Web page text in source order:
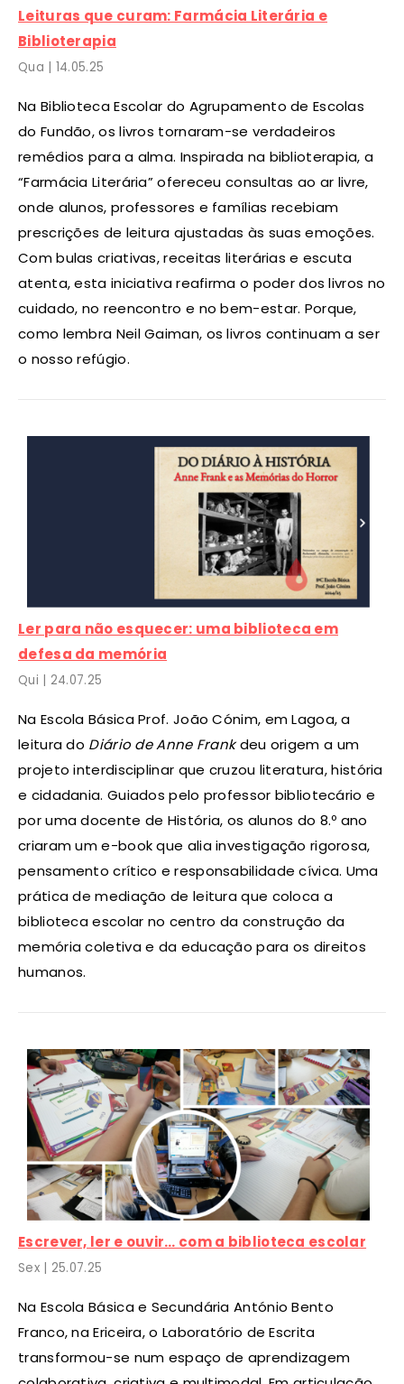
Leituras que curam: Farmácia Literária e
Biblioterapia
Qua | 14.05.25
Na Biblioteca Escolar do Agrupamento de Escolas
do Fundão, os livros tornaram-se verdadeiros
remédios para a alma. Inspirada na biblioterapia, a
“Farmácia Literária” ofereceu consultas ao ar livre,
onde alunos, professores e famílias recebiam
prescrições de leitura ajustadas às suas emoções.
Com bulas criativas, receitas literárias e escuta
atenta, esta iniciativa reafirma o poder dos livros no
cuidado, no reencontro e no bem-estar. Porque,
como lembra Neil Gaiman, os livros continuam a ser
o nosso refúgio.
Ler para não esquecer: uma biblioteca em
defesa da memória
Qui | 24.07.25
Na Escola Básica Prof. João Cónim, em Lagoa, a
leitura do Diário de Anne Frankdeu origem a um
projeto interdisciplinar que cruzou literatura, história
e cidadania. Guiados pelo professor bibliotecário e
por uma docente de História, os alunos do 8.º ano
criaram um e-book que alia investigação rigorosa,
pensamento crítico e responsabilidade cívica. Uma
prática de mediação de leitura que coloca a
biblioteca escolar no centro da construção da
memória coletiva e da educação para os direitos
humanos.
Escrever, ler e ouvir… com a biblioteca escolar
Sex | 25.07.25
Na Escola Básica e Secundária António Bento
Franco, na Ericeira, o Laboratório de Escrita
transformou-se num espaço de aprendizagem